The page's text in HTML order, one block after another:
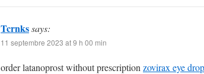
Tcrnkssays:
11 septembre 2023 at 9 h 00 min
order latanoprost without prescription zovirax eye